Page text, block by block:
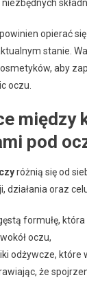
opierać
stanie.
aby
oczu.
między
pod
różnią się od
działania oraz
formułę,
oczu,
odżywcze, które
że